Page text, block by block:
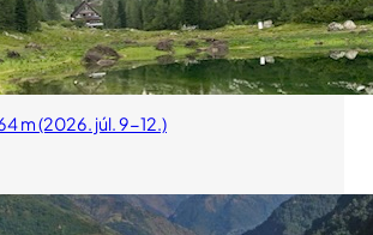
m (2026. júl. 9-12.)